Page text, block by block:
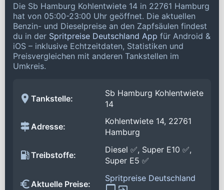
Die Sb Hamburg Kohlentwiete 14 in 22761 Hamburg
hat von 05:00-23:00 Uhr geöffnet. Die aktuellen
Benzin- und Dieselpreise an den Zapfsäulen findest
du in der Spritpreise Deutschland App für Android &
iOS – inklusive Echtzeitdaten, Statistiken und
Preisvergleichen mit anderen Tankstellen im
Umkreis.
Tankstelle:
Sb Hamburg Kohlentwiete
14
Adresse:
Kohlentwiete 14, 22761
Hamburg
Treibstoffe:
Diesel ✅, Super E10 ✅,
Super E5 ✅
Aktuelle Preise:
Spritpreise Deutschland